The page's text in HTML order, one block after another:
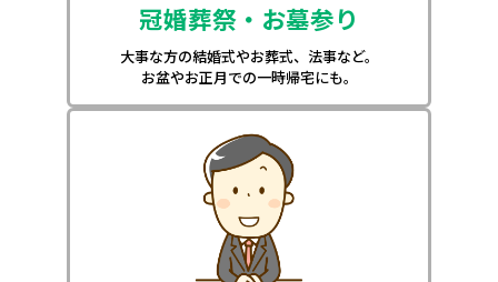
冠婚葬祭・お墓参り
大事な方の結婚式やお葬式、法事など。
お盆やお正月での一時帰宅にも。